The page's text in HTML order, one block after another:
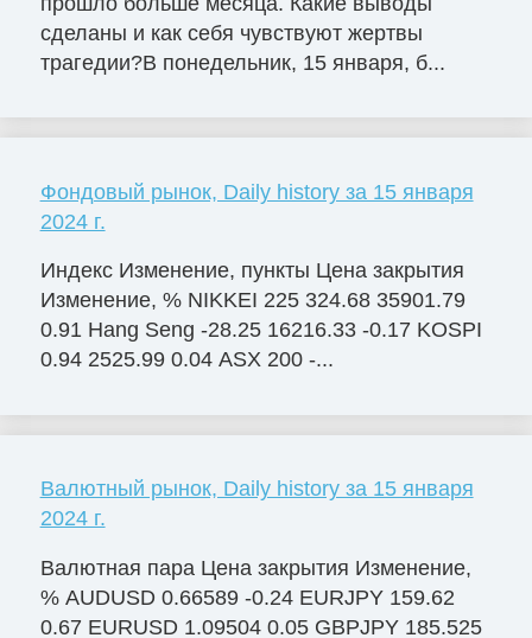
сделаны и как себя чувствуют жертвы
трагедии?В понедельник, 15 января, б...
Фондовый рынок, Daily history за 15 января
2024 г.
Индекс Изменение, пункты Цена закрытия
Изменение, % NIKKEI 225 324.68 35901.79
0.91 Hang Seng -28.25 16216.33 -0.17 KOSPI
0.94 2525.99 0.04 ASX 200 -...
Валютный рынок, Daily history за 15 января
2024 г.
Валютная пара Цена закрытия Изменение,
% AUDUSD 0.66589 -0.24 EURJPY 159.62
0.67 EURUSD 1.09504 0.05 GBPJPY 185.525